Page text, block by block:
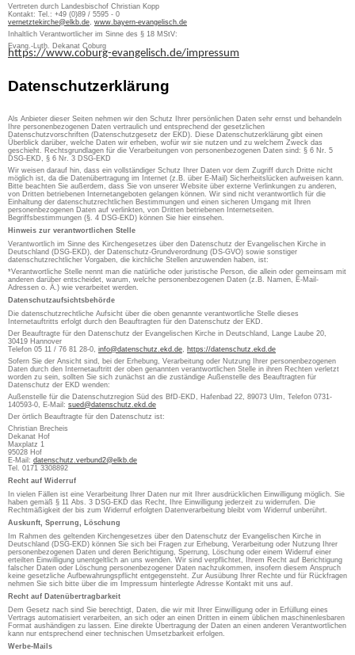
Vertreten durch Landesbischof Christian Kopp
Kontakt: Tel.: +49 (0)89 / 5595 - 0
vernetztekirche@elkb.de, www.bayern-evangelisch.de
Inhaltlich Verantwortlicher im Sinne des § 18 MStV:
Evang.-Luth. Dekanat Coburg
https://www.coburg-evangelisch.de/impressum
Datenschutzerklärung
Als Anbieter dieser Seiten nehmen wir den Schutz Ihrer persönlichen Daten sehr ernst und behandeln
Ihre personenbezogenen Daten vertraulich und entsprechend der gesetzlichen
Datenschutzvorschriften (Datenschutzgesetz der EKD). Diese Datenschutzerklärung gibt einen
Überblick darüber, welche Daten wir erheben, wofür wir sie nutzen und zu welchem Zweck das
geschieht. Rechtsgrundlagen für die Verarbeitungen von personenbezogenen Daten sind: § 6 Nr. 5
DSG-EKD, § 6 Nr. 3 DSG-EKD
Wir weisen darauf hin, dass ein vollständiger Schutz Ihrer Daten vor dem Zugriff durch Dritte nicht
möglich ist, da die Datenübertragung im Internet (z.B. über E-Mail) Sicherheitslücken aufweisen kann.
Bitte beachten Sie außerdem, dass Sie von unserer Website über externe Verlinkungen zu anderen,
von Dritten betriebenen Internetangeboten gelangen können. Wir sind nicht verantwortlich für die
Einhaltung der datenschutzrechtlichen Bestimmungen und einen sicheren Umgang mit Ihren
personenbezogenen Daten auf verlinkten, von Dritten betriebenen Internetseiten.
Begriffsbestimmungen (§. 4 DSG-EKD) können Sie hier einsehen.
Hinweis zur verantwortlichen Stelle
Verantwortlich im Sinne des Kirchengesetzes über den Datenschutz der Evangelischen Kirche in
Deutschland (DSG-EKD), der Datenschutz-Grundverordnung (DS-GVO) sowie sonstiger
datenschutzrechtlicher Vorgaben, die kirchliche Stellen anzuwenden haben, ist:
*Verantwortliche Stelle nennt man die natürliche oder juristische Person, die allein oder gemeinsam mit
anderen darüber entscheidet, warum, welche personenbezogenen Daten (z.B. Namen, E-Mail-
Adressen o. Ä.) wie verarbeitet werden.
Datenschutzaufsichtsbehörde
Die datenschutzrechtliche Aufsicht über die oben genannte verantwortliche Stelle dieses
Internetauftritts erfolgt durch den Beauftragten für den Datenschutz der EKD.
Der Beauftragte für den Datenschutz der Evangelischen Kirche in Deutschland, Lange Laube 20,
30419 Hannover
Telefon 05 11 / 76 81 28-0, info@datenschutz.ekd.de, https://datenschutz.ekd.de
Sofern Sie der Ansicht sind, bei der Erhebung, Verarbeitung oder Nutzung Ihrer personenbezogenen
Daten durch den Internetauftritt der oben genannten verantwortlichen Stelle in ihren Rechten verletzt
worden zu sein, sollten Sie sich zunächst an die zuständige Außenstelle des Beauftragten für
Datenschutz der EKD wenden:
Außenstelle für die Datenschutzregion Süd des BfD-EKD, Hafenbad 22, 89073 Ulm, Telefon 0731-
140593-0, E-Mail: sued@datenschutz.ekd.de
Der örtlich Beauftragte für den Datenschutz ist:
Christian Brecheis
Dekanat Hof
Maxplatz 1
95028 Hof
E-Mail: datenschutz.verbund2@elkb.de
Tel. 0171 3308892
Recht auf Widerruf
In vielen Fällen ist eine Verarbeitung Ihrer Daten nur mit Ihrer ausdrücklichen Einwilligung möglich. Sie
haben gemäß § 11 Abs. 3 DSG-EKD das Recht, Ihre Einwilligung jederzeit zu widerrufen. Die
Rechtmäßigkeit der bis zum Widerruf erfolgten Datenverarbeitung bleibt vom Widerruf unberührt.
Auskunft, Sperrung, Löschung
Im Rahmen des geltenden Kirchengesetzes über den Datenschutz der Evangelischen Kirche in
Deutschland (DSG-EKD) können Sie sich bei Fragen zur Erhebung, Verarbeitung oder Nutzung Ihrer
personenbezogenen Daten und deren Berichtigung, Sperrung, Löschung oder einem Widerruf einer
erteilten Einwilligung unentgeltlich an uns wenden. Wir sind verpflichtet, Ihrem Recht auf Berichtigung
falscher Daten oder Löschung personenbezogener Daten nachzukommen, insofern diesem Anspruch
keine gesetzliche Aufbewahrungspflicht entgegensteht. Zur Ausübung Ihrer Rechte und für Rückfragen
nehmen Sie sich bitte über die im Impressum hinterlegte Adresse Kontakt mit uns auf.
Recht auf Datenübertragbarkeit
Dem Gesetz nach sind Sie berechtigt, Daten, die wir mit Ihrer Einwilligung oder in Erfüllung eines
Vertrags automatisiert verarbeiten, an sich oder an einen Dritten in einem üblichen maschinenlesbaren
Format aushändigen zu lassen. Eine direkte Übertragung der Daten an einen anderen Verantwortlichen
kann nur entsprechend einer technischen Umsetzbarkeit erfolgen.
Werbe-Mails